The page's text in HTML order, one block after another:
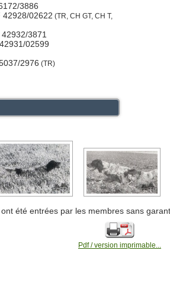
3886
42928/02622 (TR, CH GT, CH T,
3871
02599
2976 (TR)
été entrées par les membres sans
Pdf / version imprimable...